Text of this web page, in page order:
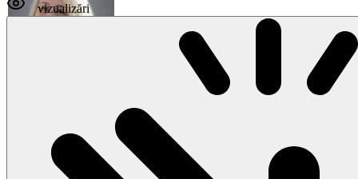
vizualizări